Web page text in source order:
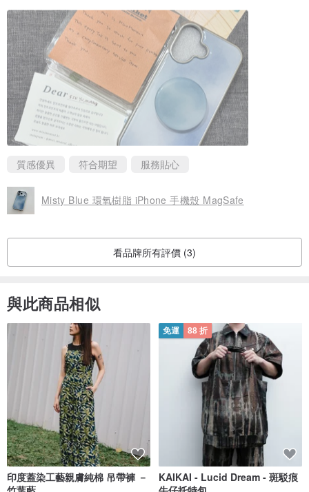
🥰
質感優異 符合期望 服務貼心
Misty Blue 環氧樹脂 iPhone 手機殼 MagSafe
看品牌所有評價 (3)
與此商品相似
印度蓋染工藝親膚純棉 吊帶褲 －
免運 88 折
KAIKAI - Lucid Dream - 斑駁痕